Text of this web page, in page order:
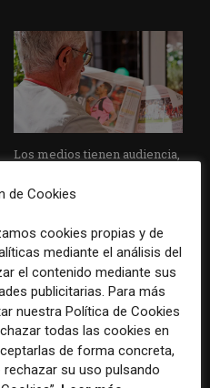
Los medios tienen audiencia,
cómo activar a los lectores
de Cookies
cookies propias y de
mediante el análisis del
el contenido mediante sus
publicitarias. Para más
nuestra Política de Cookies
todas las cookies en
de forma concreta,
su uso pulsando